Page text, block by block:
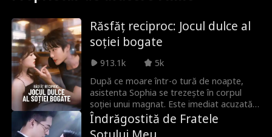
Răsfăț reciproc: Jocul dulce al
soției bogate
913.1k
5k
După ce moare într-o tură de noapte,
asistenta Sophia se trezește în corpul
soției unui magnat. Este imediat acuzată
de fostul iubit al soției originale că ar fi
amantă, acesta amenințându-i viața. Soțul,
Îndrăgostită de Fratele